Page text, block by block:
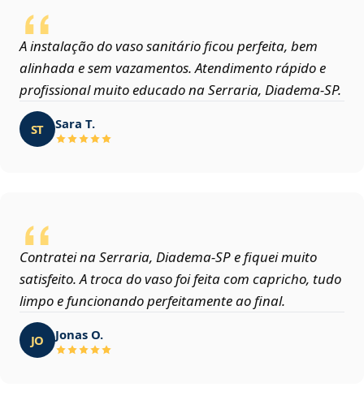
A instalação do vaso sanitário ficou perfeita, bem
alinhada e sem vazamentos. Atendimento rápido e
profissional muito educado na Serraria, Diadema‑SP.
ST Sara T.
Contratei na Serraria, Diadema‑SP e fiquei muito
satisfeito. A troca do vaso foi feita com capricho, tudo
limpo e funcionando perfeitamente ao final.
JO Jonas O.